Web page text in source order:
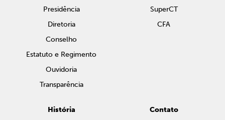
Presidência
Diretoria
Conselho
Estatuto e Regimento
Ouvidoria
Transparência
SuperCT
CFA
História
Contato